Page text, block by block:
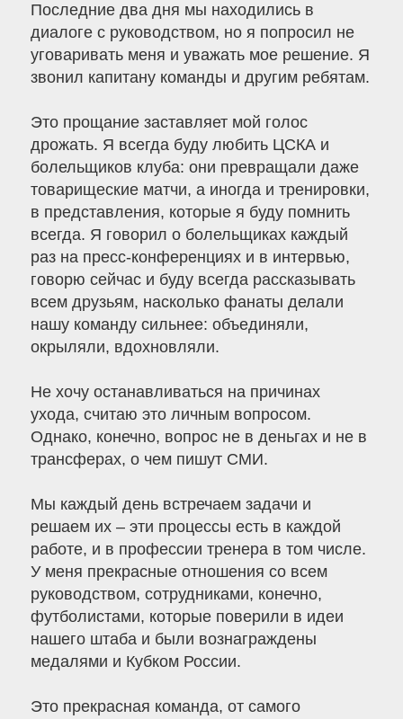
Последние два дня мы находились в
диалоге с руководством, но я попросил не
уговаривать меня и уважать мое решение. Я
звонил капитану команды и другим ребятам.
Это прощание заставляет мой голос
дрожать. Я всегда буду любить ЦСКА и
болельщиков клуба: они превращали даже
товарищеские матчи, а иногда и тренировки,
в представления, которые я буду помнить
всегда. Я говорил о болельщиках каждый
раз на пресс-конференциях и в интервью,
говорю сейчас и буду всегда рассказывать
всем друзьям, насколько фанаты делали
нашу команду сильнее: объединяли,
окрыляли, вдохновляли.
Не хочу останавливаться на причинах
ухода, считаю это личным вопросом.
Однако, конечно, вопрос не в деньгах и не в
трансферах, о чем пишут СМИ.
Мы каждый день встречаем задачи и
решаем их – эти процессы есть в каждой
работе, и в профессии тренера в том числе.
У меня прекрасные отношения со всем
руководством, сотрудниками, конечно,
футболистами, которые поверили в идеи
нашего штаба и были вознаграждены
медалями и Кубком России.
Это прекрасная команда, от самого